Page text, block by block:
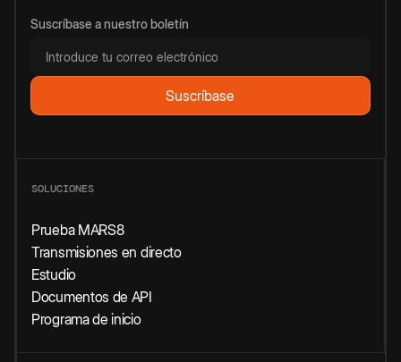
Suscríbase a nuestro boletín
SOLUCIONES
Prueba MARS8
Transmisiones en directo
Estudio
Documentos de API
Programa de inicio